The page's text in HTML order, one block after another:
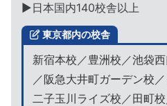
▶︎日本国内140校舎以上
東京都内の校舎
新宿本校／豊洲校／池袋
／阪急大井町ガーデン校
二子玉川ライズ校／田町